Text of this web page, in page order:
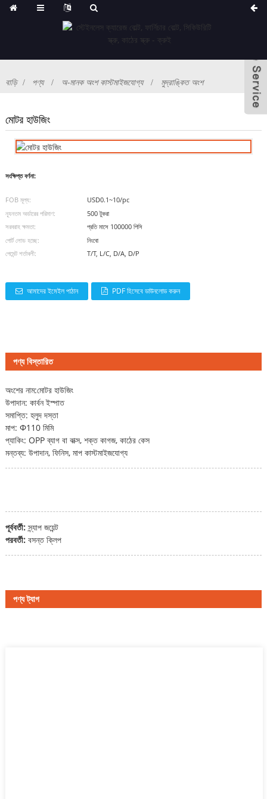
বাড়ি পণ্য অ-মানক অংশ কাস্টমাইজযোগ্য মুদ্রাঙ্কিত অংশ
মোটর হাউজিং
সংক্ষিপ্ত বর্ণনা:
FOB মূল্য:
USD0.1~10/pc
ন্যূনতম অর্ডারের পরিমাণ:
500 টুকরা
সরবরাহ ক্ষমতা:
প্রতি মাসে 100000 পিসি
পোর্ট লোড হচ্ছে:
নিংবো
পেমেন্ট শর্তাবলী:
T/T, L/C, D/A, D/P
আমাদের ইমেইল পাঠান PDF হিসেবে ডাউনলোড করুন
পণ্য বিস্তারিত
অংশের নাম:মোটর হাউজিং
উপাদান: কার্বন ইস্পাত
সমাপ্তি: হলুদ দস্তা
মাপ: Φ110 মিমি
প্যাকিং: OPP ব্যাগ বা বাক্স, শক্ত কাগজ, কাঠের কেস
মন্তব্য: উপাদান, ফিনিস, মাপ কাস্টমাইজযোগ্য
পূর্ববর্তী: স্ন্যাপ জয়েন্ট
পরবর্তী: বসন্ত ক্লিপ
পণ্য ট্যাগ